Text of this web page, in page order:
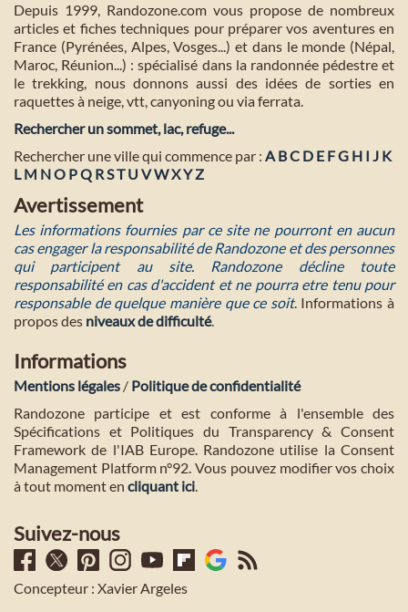
Depuis 1999, Randozone.com vous propose de nombreux
articles et fiches techniques pour préparer vos aventures en
France (Pyrénées, Alpes, Vosges...) et dans le monde (Népal,
Maroc, Réunion...) : spécialisé dans la randonnée pédestre et
le trekking, nous donnons aussi des idées de sorties en
raquettes à neige, vtt, canyoning ou via ferrata.
Rechercher un sommet, lac, refuge...
Rechercher une ville qui commence par : A BC D E FG H I J K
L M NO PQ RST U VWXYZ
Avertissement
Les informations fournies par ce site ne pourront en aucun
cas engager la responsabilité de Randozone et des personnes
qui participent au site. Randozone décline toute
responsabilité en cas d'accident et ne pourra etre tenu pour
responsable de quelque manière que ce soit. Informations à
propos des niveaux de difficulté.
Informations
Mentions légales / Politique de confidentialité
Randozone participe et est conforme à l'ensemble des
Spécifications et Politiques du Transparency & Consent
Framework de l'IAB Europe. Randozone utilise la Consent
Management Platform n°92. Vous pouvez modifier vos choix
à tout moment en cliquant ici.
Suivez-nous
Concepteur : Xavier Argeles